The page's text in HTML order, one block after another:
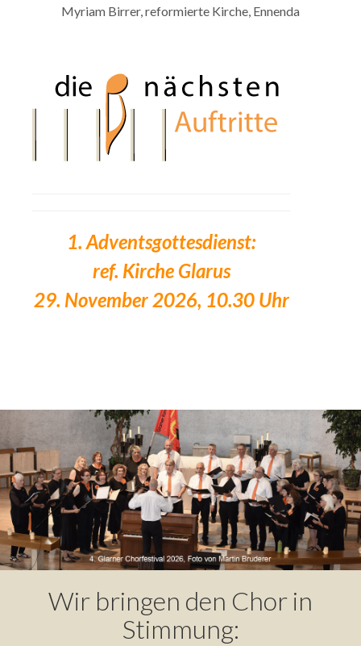
Myriam Birrer, reformierte Kirche, Ennenda
1. Adventsgottesdienst:
ref. Kirche Glarus
29. November 2026, 10.30 Uhr
Wir bringen den Chor in
Stimmung: